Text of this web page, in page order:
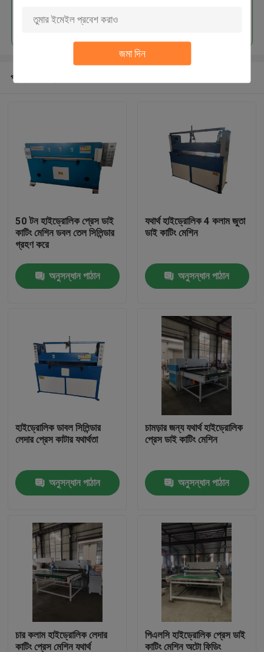
জমা দিন
পণ্য
আমাদের সম্পর্কে
কারখানা ভ্রমণ
যোগাযোগ করুন
উদ্ধৃতির জন্য আবেদন
হাইড্রোলিক Die কাটন মেশিন
হাইড্রোলিক সুইং আর্ম কাটন মেশিন
চালিয়ে
প্রস্তাবিত পণ্য
50 টন হাইড্রোলিক প্রেস ডাই
কাটিং মেশিন ডবল তেল সিলিন্ডার
গ্রহণ করে
অনুসন্ধান পাঠান
যথার্থ হাইড্রোলিক 4 কলাম জুতা
ডাই কাটিং মেশিন
অনুসন্ধান পাঠান
হাইড্রোলিক ডাবল সিলিন্ডার
লেদার প্রেস কাটার যথার্থতা
অনুসন্ধান পাঠান
চামড়ার জন্য যথার্থ হাইড্রোলিক
প্রেস ডাই কাটিং মেশিন
অনুসন্ধান পাঠান
চার কলাম হাইড্রোলিক লেদার
কাটিং প্রেস মেশিন যথার্থ
পিএলসি হাইড্রোলিক প্রেস ডাই
কাটিং মেশিন অটো ফিডিং